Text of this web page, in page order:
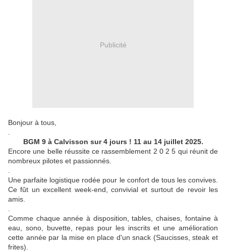
Publicité
Bonjour à tous,
BGM 9 à Calvisson sur 4 jours ! 11 au 14 juillet 2025.
Encore une belle réussite ce rassemblement 2 0 2 5 qui réunit de
nombreux pilotes et passionnés.
Une parfaite logistique rodée pour le confort de tous les convives.
Ce fût un excellent week-end, convivial et surtout de revoir les
amis.
Comme chaque année à disposition, tables, chaises, fontaine à
eau, sono, buvette, repas pour les inscrits et une amélioration
cette année par la mise en place d'un snack (Saucisses, steak et
frites).